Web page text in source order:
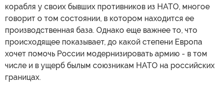
корабля у своих бывших противников из НАТО, многое
говорит о том состоянии, в котором находится ее
производственная база. Однако еще важнее то, что
происходящее показывает, до какой степени Европа
хочет помочь России модернизировать армию - в том
числе и в ущерб былым союзникам НАТО на российских
границах.